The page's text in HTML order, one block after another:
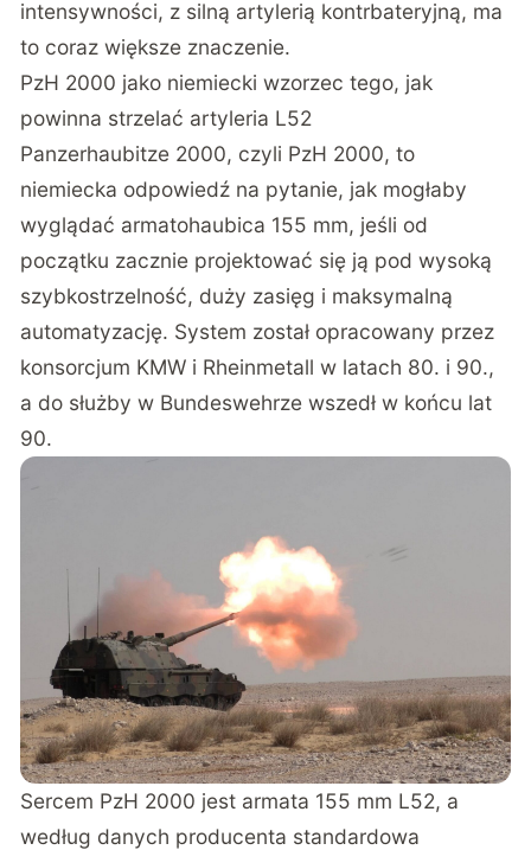
intensywności, z silną artylerią kontrbateryjną, ma
to coraz większe znaczenie.
PzH 2000 jako niemiecki wzorzec tego, jak
powinna strzelać artyleria L52
Panzerhaubitze 2000, czyli PzH 2000, to
niemiecka odpowiedź na pytanie, jak mogłaby
wyglądać armatohaubica 155 mm, jeśli od
początku zacznie projektować się ją pod wysoką
szybkostrzelność, duży zasięg i maksymalną
automatyzację. System został opracowany przez
konsorcjum KMW i Rheinmetall w latach 80. i 90.,
a do służby w Bundeswehrze wszedł w końcu lat
90.
Sercem PzH 2000 jest armata 155 mm L52, a
według danych producenta standardowa